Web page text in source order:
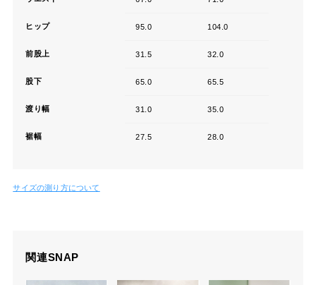
ヒップ 95.0 104.0
前股上 31.5 32.0
股下 65.0 65.5
渡り幅 31.0 35.0
裾幅 27.5 28.0
サイズの測り方について
関連SNAP